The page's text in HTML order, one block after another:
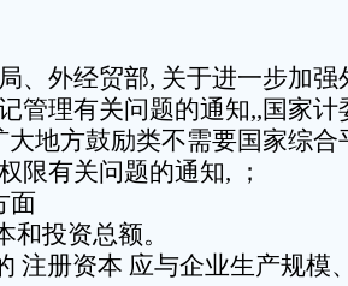
、外经贸部, 关于进一步加强
管理有关问题的通知,,国家计
大地方鼓励类不需要国家综合
限有关问题的通知, ；
面
和投资总额。
注册资本 应与企业生产规模